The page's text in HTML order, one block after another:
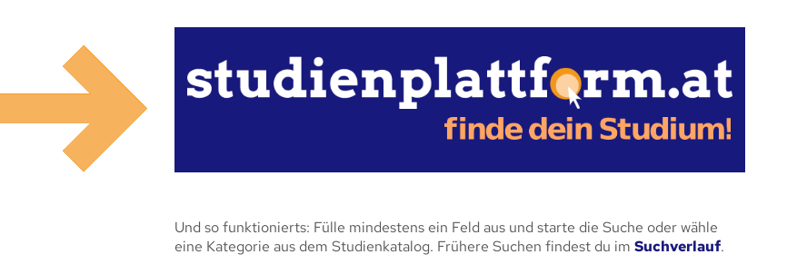
Und so funktionierts: Fülle mindestens ein Feld aus und starte die Suche oder wähle
eine Kategorie aus dem Studienkatalog. Frühere Suchen findest du im Suchverlauf.